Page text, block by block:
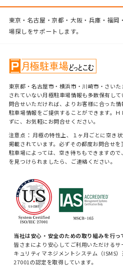
東京・名古屋・京都・大阪・兵庫・福岡
場探しをサポートします。
東京都・名古屋市・横浜市・川崎市・さい
されていない月極駐車場情報も多数保有し
問合せいただければ、よりお客様に合った
駐車場情報をご提供することができます。
ずに、お気軽にお問合せください。
注意点： 月極の特性上、１ヶ月ごとに空き
掲載されています。必ずその都度お問合せを
駐車場によっては、空き待ちもできますの
を見つけられましたら、ご連絡ください。
当社は安心・安全のための取り組みを行っ
皆さまにより安心してご利用いただける
キュリティマネジメントシステム（ISMS
27001の認定を取得しています。